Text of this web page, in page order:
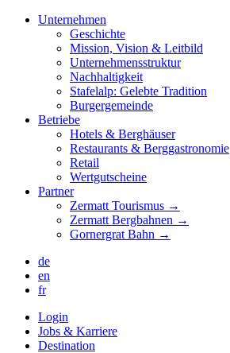
Unternehmen
Geschichte
Mission, Vision & Leitbild
Unternehmensstruktur
Nachhaltigkeit
Stafelalp: Gelebte Tradition
Burgergemeinde
Betriebe
Hotels & Berghäuser
Restaurants & Berggastronomie
Retail
Wertgutscheine
Partner
Zermatt Tourismus →
Zermatt Bergbahnen →
Gornergrat Bahn →
de
en
fr
Login
Jobs & Karriere
Destination